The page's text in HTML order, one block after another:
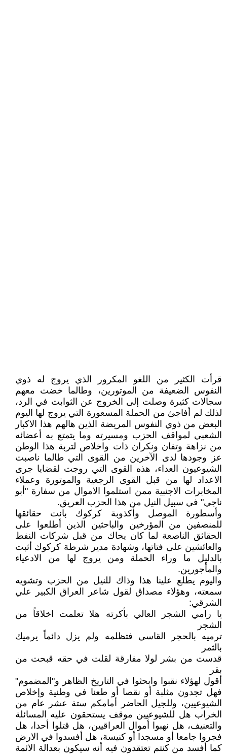
قرأت الكثير من اللغو المكرور الذي يروج له ذوي
النفوس الضعيفة من الموتورين، وطالما خضت معهم
سجالات كثيرة وصلت إلى الخروج عن الثوابت في الرد،
لذلك لم أفاجئ من الحملة المسعورة التي يروج لها اليوم
البعض من ذوي النفوس المريضة الذين هالهم هذا الاكبار
الشعبي لمواقف الحزب ومسيرته وما يتمتع به أعضائه
من نزاهة وتفان ونكران ذات واخلاص لتربة هذا الوطن
عز وجودها لدى الآخرين من القوى التي طالما ناصبت
الشيوعيون العداء، هذه القوى التي روجت لقضايا جرى
الاعداد لها من قبل القوى الرجعية والموتورة وعملاء
المخابرات الاجنبية ممن استلموا الاموال من سفارة "أبو
ناجي" في سبيل النيل من هذا الحزب العريق.
وأسطورة الموصل وأكذوبة كركوك بانت حقائقها
للمنصفين من المؤرخين والباحثين الذين أطلعوا على
الحقائق الناصعة لما كان يحاك من قبل شركات النفط
والعائشين على فتاتها، وشهادة مدير شرطة كركوك أثبت
بالدليل ما وراء الحملة ومن يروج لها من الادعياء
والمأجورين.
واليوم يطلع علينا هذا وذاك للنيل من الحزب وتشويه
سمعته، وهؤلاء مصداق لقول شاعر العراق الكبير علي
الشرقي:
يا رامي الشجر العالي بأكرته هلا تعلمت اخلاقاً من
الشجر
ترميه بالحجر القاسي فتظلمه ولم يزل دائماً يرميك
بالثمر
قدست من بشر لولا مفارقة لقلت في حقه قبحت من
بقر
أقول لهؤلاء نقبوا وابحثوا في التاريخ الظاهر و"المضموم"
فهل تجدون مثلبة أو نقصا أو طعنا في وطنية وإخلاص
الشيوعيين، وللجيل الحاضر أمامكم ستة عشر عام من
الخراب هل للشيوعيين موقف يستحقون عليه المسائلة
والتعنيف، هل نهبوا أموال العراقيين، هل قتلوا أحدا، هل
فجروا جامعا أو مسجدا أو كنيسة، هل أفسدوا في الارض
كما أفسد من كنتم تعتقدون فيه أنه سيكون بعدالة الائمة